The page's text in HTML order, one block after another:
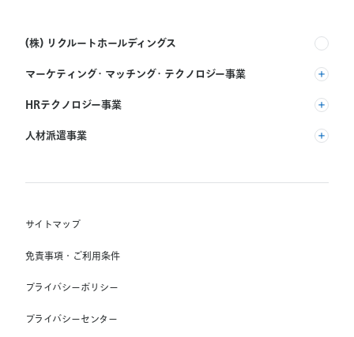
(株) リクルートホールディングス
マーケティング・マッチング・テクノロジー事業
(株) リクルート
HRテクノロジー事業
(株) インディードリクルートパートナーズ
Indeed, Inc.
人材派遣事業
(株) スタッフサービス・ホールディングス
Unique NV
サイトマップ
免責事項・ご利用条件
プライバシーポリシー
プライバシーセンター